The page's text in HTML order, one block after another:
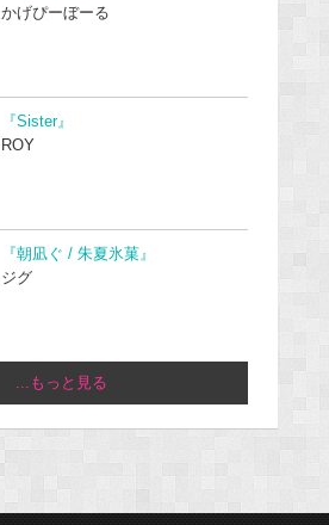
かげぴーぼーる
『Sister』
ROY
『朝凪ぐ / 朱夏氷菓』
ジグ
...もっと見る